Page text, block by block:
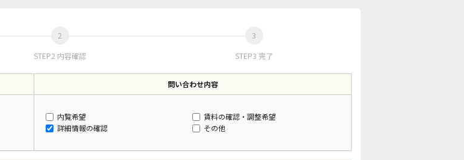
STEP2 内容確認 STEP3 完了
問い合わせ内容
内覧希望
賃料の確認・調整希望
詳細情報の確認
その他